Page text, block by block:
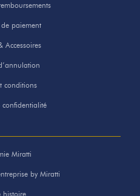
paiement
Accessoires
conditions
confidentialité
Miratti
by Miratti
histoire